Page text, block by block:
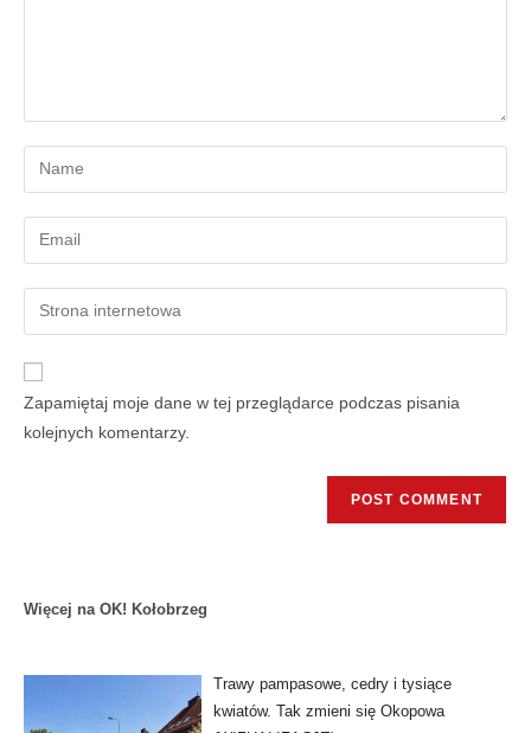
Zapamiętaj moje dane w tej przeglądarce podczas pisania
kolejnych komentarzy.
Więcej na OK! Kołobrzeg
Trawy pampasowe, cedry i tysiące
kwiatów. Tak zmieni się Okopowa